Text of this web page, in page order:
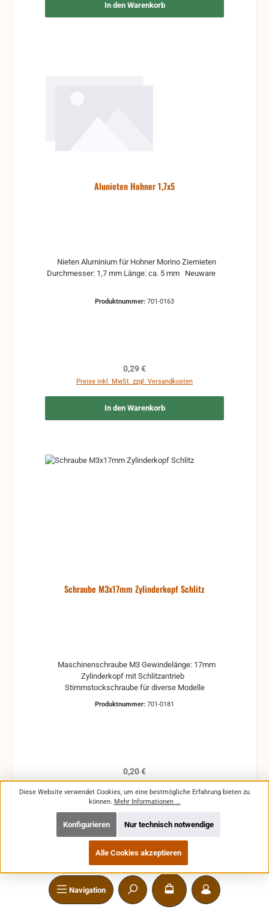
Navigation
In den Warenkorb
Alunieten Hohner 1,7x5
Durchmesser: 1,7 mm Länge: ca. 5 mm Neuware
Produktnummer: 701-0163
Regulärer Preis:
0,29 €
Preise inkl. MwSt. zzgl. Versandkosten
In den Warenkorb
Schraube M3x17mm Zylinderkopf Schlitz
Zylinderkopf mit Schlitzantrieb
Stimmstockschraube für diverse Modelle
Produktnummer: 701-0181
Regulärer Preis:
0,20 €
Preise inkl. MwSt. zzgl. Versandkosten
In den Warenkorb
Diese Website verwendet Cookies, um eine bestmögliche Erfahrung bieten zu
können. Mehr Informationen ...
Nur technisch notwendige
Konfigurieren
Alle Cookies akzeptieren